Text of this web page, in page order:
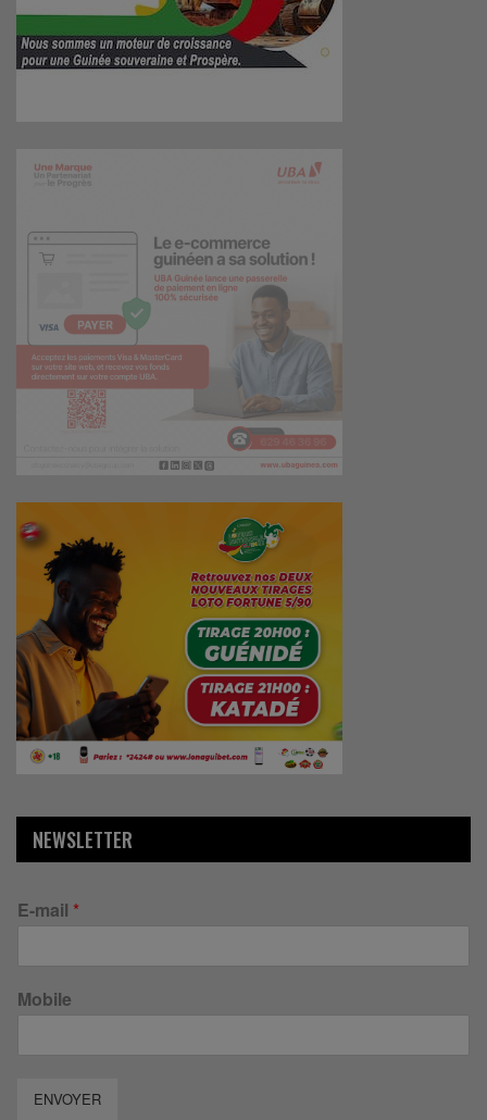
NEWSLETTER
E-mail *
Mobile
ENVOYER